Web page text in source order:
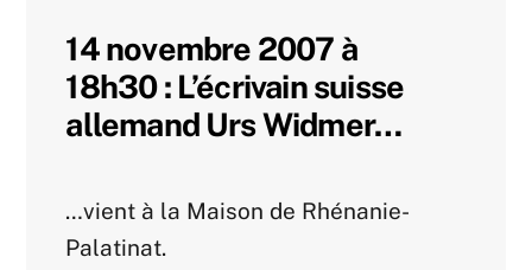
14 novembre 2007 à
18h30 : L’écrivain suisse
allemand Urs Widmer…
…vient à la Maison de Rhénanie-
Palatinat.